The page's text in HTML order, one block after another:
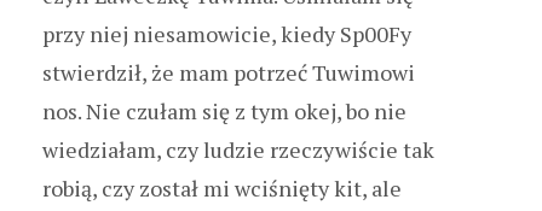
przy niej niesamowicie, kiedy Sp00Fy
stwierdził, że mam potrzeć Tuwimowi
nos. Nie czułam się z tym okej, bo nie
wiedziałam, czy ludzie rzeczywiście tak
robią, czy został mi wciśnięty kit, ale